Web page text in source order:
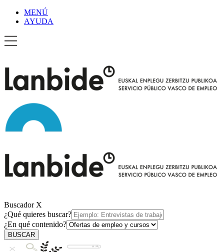
MENÚ
AYUDA
Buscador X
¿Qué quieres buscar?
¿En qué contenido?
BUSCAR